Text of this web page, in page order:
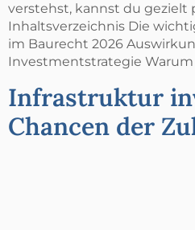
verstehst, kannst du gezielt
Inhaltsverzeichnis Die
im Baurecht 2026
Investmentstrategie Warum
Infrastruktur
Chancen der